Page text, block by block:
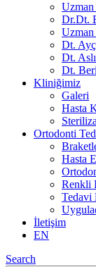
Dr.Dt.
Dt.
Dt.
Dt.
Kliniğimiz
Galeri
Hasta
Ortodonti
Hasta
Renkli
Tedavi
İletişim
EN
Search